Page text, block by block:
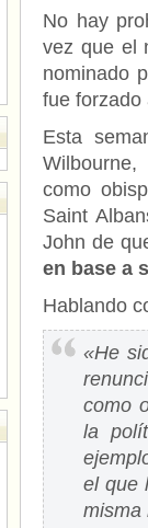
No hay
vez que el
nominado
fue forzado
Esta
como
Saint
John de
en base a
Hablando
«He
como
la
el que
misma